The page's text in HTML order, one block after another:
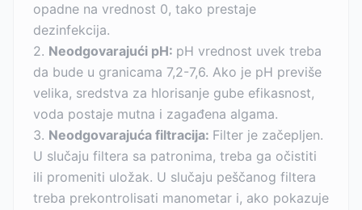
opadne na vrednost 0, tako prestaje
dezinfekcija.
2. Neodgovarajući pH: pH vrednost uvek treba
da bude u granicama 7,2-7,6. Ako je pH previše
velika, sredstva za hlorisanje gube efikasnost,
voda postaje mutna i zagađena algama.
3. Neodgovarajuća filtracija: Filter je začepljen.
U slučaju filtera sa patronima, treba ga očistiti
ili promeniti uložak. U slučaju peščanog filtera
treba prekontrolisati manometar i, ako pokazuje